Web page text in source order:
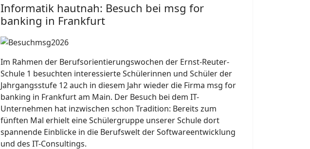
Informatik hautnah: Besuch bei msg for
banking in Frankfurt
Im Rahmen der Berufsorientierungswochen der Ernst-Reuter-
Schule 1 besuchten interessierte Schülerinnen und Schüler der
Jahrgangsstufe 12 auch in diesem Jahr wieder die Firma msg for
banking in Frankfurt am Main. Der Besuch bei dem IT-
Unternehmen hat inzwischen schon Tradition: Bereits zum
fünften Mal erhielt eine Schülergruppe unserer Schule dort
spannende Einblicke in die Berufswelt der Softwareentwicklung
und des IT-Consultings.